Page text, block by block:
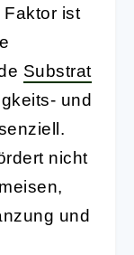
ist
Substrat
und
nicht
und